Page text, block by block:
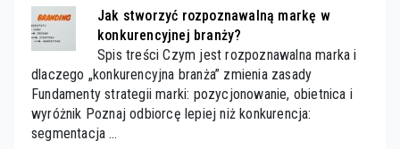
Jak stworzyć rozpoznawalną markę w
konkurencyjnej branży?
Spis treści Czym jest rozpoznawalna marka i
dlaczego „konkurencyjna branża” zmienia zasady
Fundamenty strategii marki: pozycjonowanie, obietnica i
wyróżnik Poznaj odbiorcę lepiej niż konkurencja:
segmentacja …